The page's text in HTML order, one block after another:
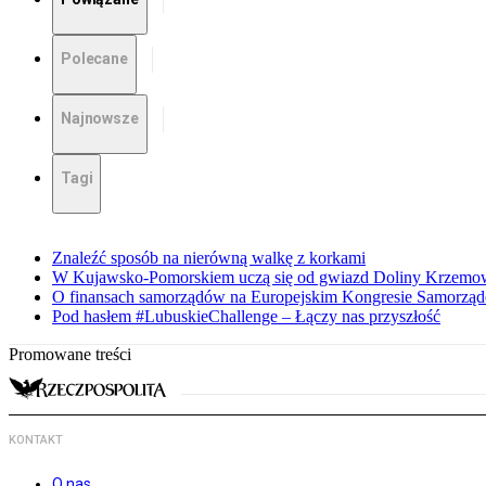
Polecane
Najnowsze
Tagi
Znaleźć sposób na nierówną walkę z korkami
W Kujawsko-Pomorskiem uczą się od gwiazd Doliny
O finansach samorządów na Europejskim Kongresie
Pod hasłem #LubuskieChallenge – Łączy nas przyszłość
Promowane treści
KONTAKT